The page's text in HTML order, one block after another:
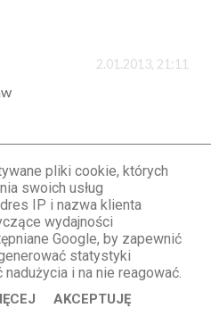
2.01.2013, 21:11
2.01.2013, 21:19
spodnie jakoś
lepiej wyglądasz w
wszystko razem
dobrze! Pomyślności w
pliki cookie, których
swoich usług
IP i nazwa klienta
wydajności
Google, by zapewnić
statystyki
i na nie reagować.
AKCEPTUJĘ